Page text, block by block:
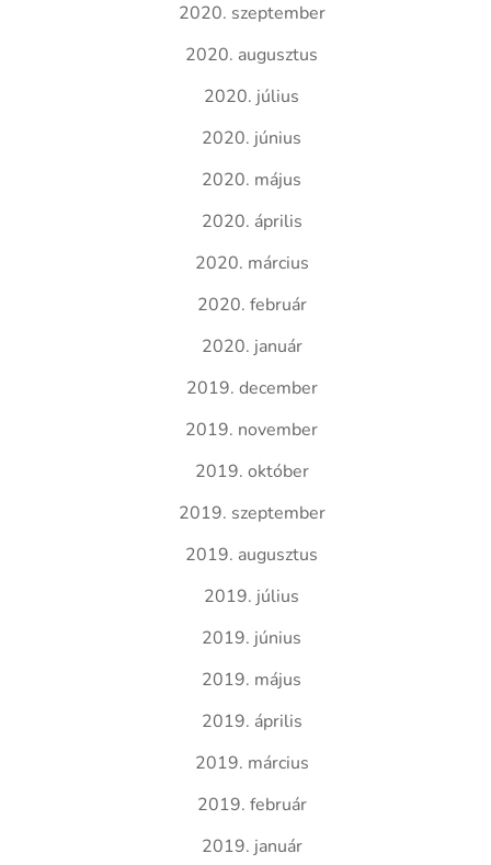
2020. szeptember
2020. augusztus
2020. július
2020. június
2020. május
2020. április
2020. március
2020. február
2020. január
2019. december
2019. november
2019. október
2019. szeptember
2019. augusztus
2019. július
2019. június
2019. május
2019. április
2019. március
2019. február
2019. január